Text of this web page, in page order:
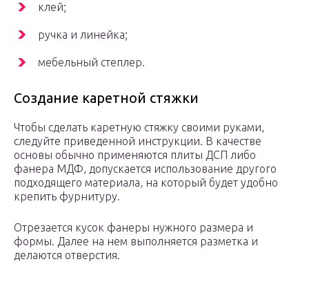
клей;
ручка и линейка;
мебельный степлер.
Создание каретной стяжки
Чтобы сделать каретную стяжку своими руками,
следуйте приведенной инструкции. В качестве
основы обычно применяются плиты ДСП либо
фанера МДФ, допускается использование другого
подходящего материала, на который будет удобно
крепить фурнитуру.
Отрезается кусок фанеры нужного размера и
формы. Далее на нем выполняется разметка и
делаются отверстия.